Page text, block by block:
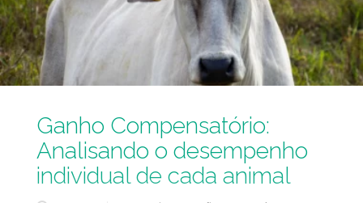
Ganho Compensatório:
Analisando o desempenho
individual de cada animal